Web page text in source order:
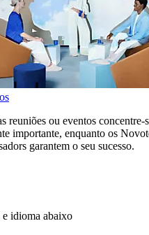
reuniões ou eventos concentre-
importante, enquanto os
garantem o seu sucesso.
e idioma abaixo